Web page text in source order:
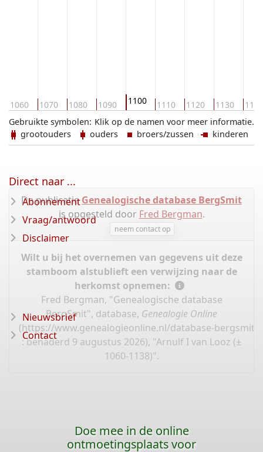
1060 1070 1080 1090 1100 1110 1120 1130 1140
Klik op de namen voor meer informatie.
Gebruikte symbolen:
grootouders
ouders broers/zussen kinderen
De publicatieGenealogische database BergSmit
is opgesteld door Fred Bergman.
neem contact op
Wilt u bij het overnemen van gegevens uit deze
stamboom alstublieft een verwijzing naar de
herkomst opnemen:
Fred Bergman, "Genealogische database
BergSmit", database, Genealogie Online
(https://www.genealogieonline.nl/database-bergsmit/
: benaderd 9 augustus 2026), "Arnulf I van Looz (±
1060-1138)".
Direct naar ...
Abonnement
Vraag/antwoord
Disclaimer
Nieuwsbrief
Contact
Doe mee in de online
ontmoetingsplaats voor